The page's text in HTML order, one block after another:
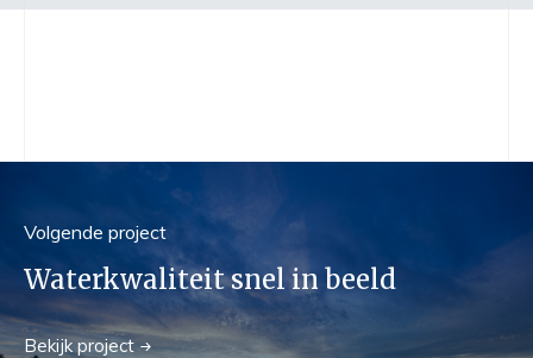
Volgende project
Waterkwaliteit snel in beeld
Bekijk project